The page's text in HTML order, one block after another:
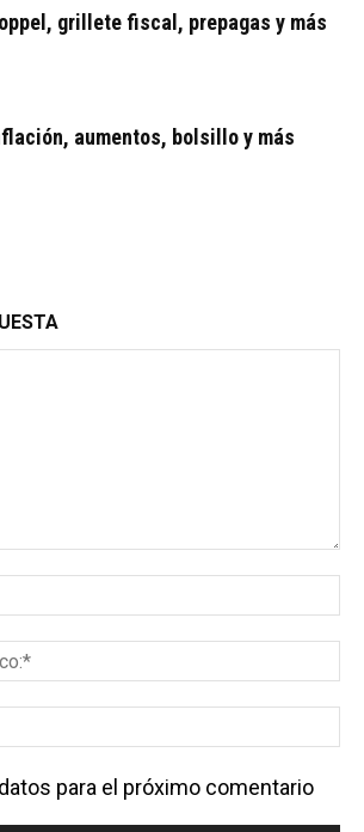
grillete fiscal, prepagas y más
aumentos, bolsillo y más
para el próximo comentario